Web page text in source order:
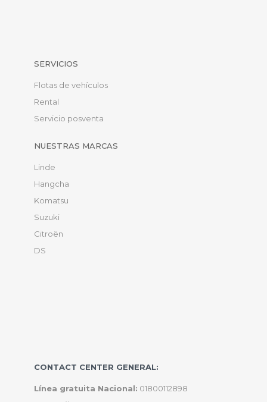
SERVICIOS
Flotas de vehículos
Rental
Servicio posventa
NUESTRAS MARCAS
Linde
Hangcha
Komatsu
Suzuki
Citroën
DS
CONTACT CENTER GENERAL:
Línea gratuita Nacional: 01800112898